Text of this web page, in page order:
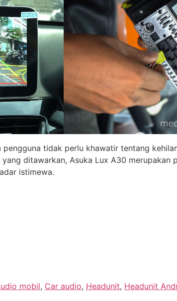
tidak perlu khawatir tentang
ditawarkan, Asuka Lux A30 merupakan
istimewa.
mobil, Car audio, Headunit, Headunit